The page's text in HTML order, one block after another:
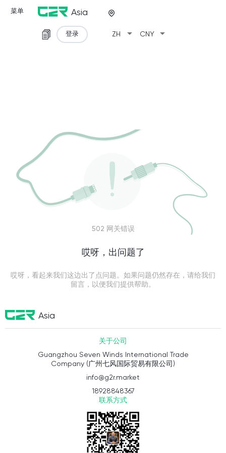
菜单 Asia
ZH arrow_drop_down CNY arrow_drop_down
登录
502 网关错误
哎呀，出问题了
哎呀，看起来我们这边出了点问题。如果问题仍然存在，请给我们
留言，以便我们提供帮助。
Asia
关于公司
Guangzhou Seven Winds International Trade
Company (广州七风国际贸易有限公司)
info@g2r.market
18928848367
联系方式